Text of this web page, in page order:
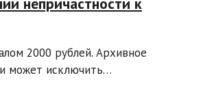
2000 рублей. Архивное
может исключить…